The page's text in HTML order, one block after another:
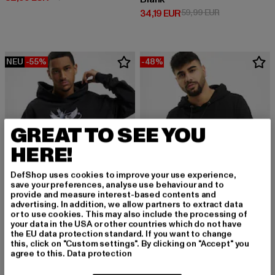
34,19 EUR
Derzeitiger Preis: 34,19 EUR
59,99 EURAktionspreis:
NEU -55%
MISTER TEE UPSCALE
Vive La Liberte Oversize
27,00 EUR
Derzeitiger Preis: 27,00 EUR
59,99 EUR Aktionspreis: 59,99 EUR
-48%
URBAN CLASSICS
Basic
GREAT TO SEE YOU
HERE!
DefShop uses cookies to improve your use experience,
save your preferences, analyse use behaviour and to
provide and measure interest-based contents and
advertising. In addition, we allow partners to extract data
or to use cookies. This may also include the processing of
your data in the USA or other countries which do not have
the EU data protection standard. If you want to change
this, click on "Custom settings". By clicking on "Accept" you
agree to this. Data protection